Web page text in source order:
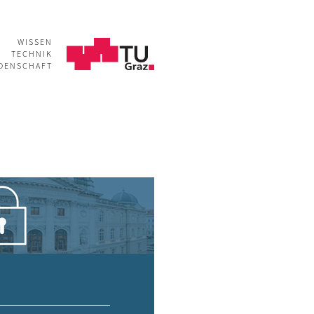
WISSEN
TECHNIK